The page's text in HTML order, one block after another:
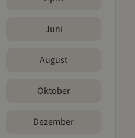
Juni
August
Oktober
Dezember